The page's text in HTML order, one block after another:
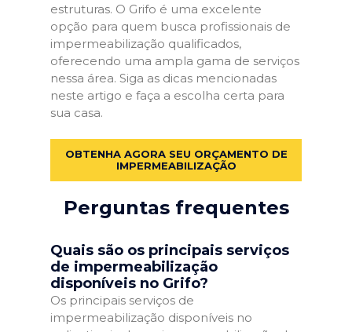
estruturas. O Grifo é uma excelente
opção para quem busca profissionais de
impermeabilização qualificados,
oferecendo uma ampla gama de serviços
nessa área. Siga as dicas mencionadas
neste artigo e faça a escolha certa para
sua casa.
OBTENHA AGORA SEU ORÇAMENTO DE
IMPERMEABILIZAÇÃO
Perguntas frequentes
Quais são os principais serviços
de impermeabilização
disponíveis no Grifo?
Os principais serviços de
impermeabilização disponíveis no